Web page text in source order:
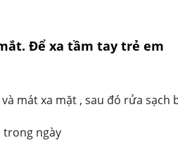
Để xa tầm tay trẻ em
mát xa mặt , sau đó rửa sạch
trong ngày